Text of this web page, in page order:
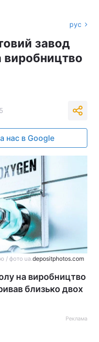
рус
завод
виробництво
нас в Google
/ фото ua.depositphotos.com
на виробництво
близько двох
Реклама